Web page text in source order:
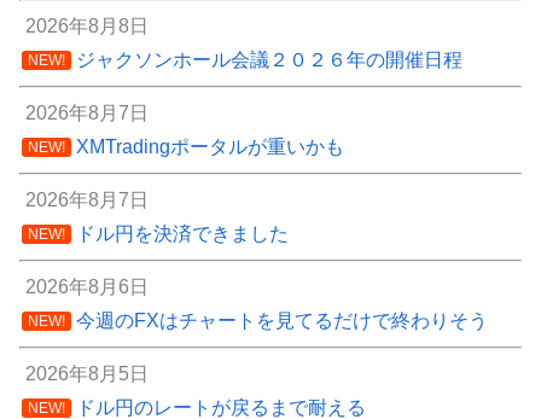
2026年8月8日
NEW! ジャクソンホール会議２０２６年の開催日程
2026年8月7日
NEW! XMTradingポータルが重いかも
2026年8月7日
NEW! ドル円を決済できました
2026年8月6日
NEW! 今週のFXはチャートを見てるだけで終わりそう
2026年8月5日
NEW! ドル円のレートが戻るまで耐える